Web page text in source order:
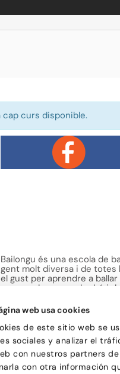
web usa cookies
de este sitio web se
sociales y analizar el
con nuestros partners
con otra información
curs disponible.
Bailongu és una escola de
gent molt diversa i de totes
el gust per aprendre a
manera de passar-ho bé i